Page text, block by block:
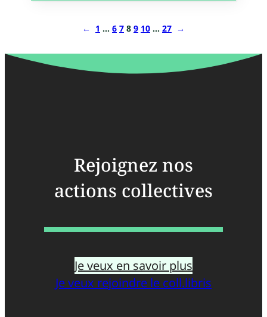
← 1 … 6 7 8 9 10 … 27 →
Rejoignez nos
actions collectives
Je veux en savoir plus
Je veux rejoindre le coll.libris